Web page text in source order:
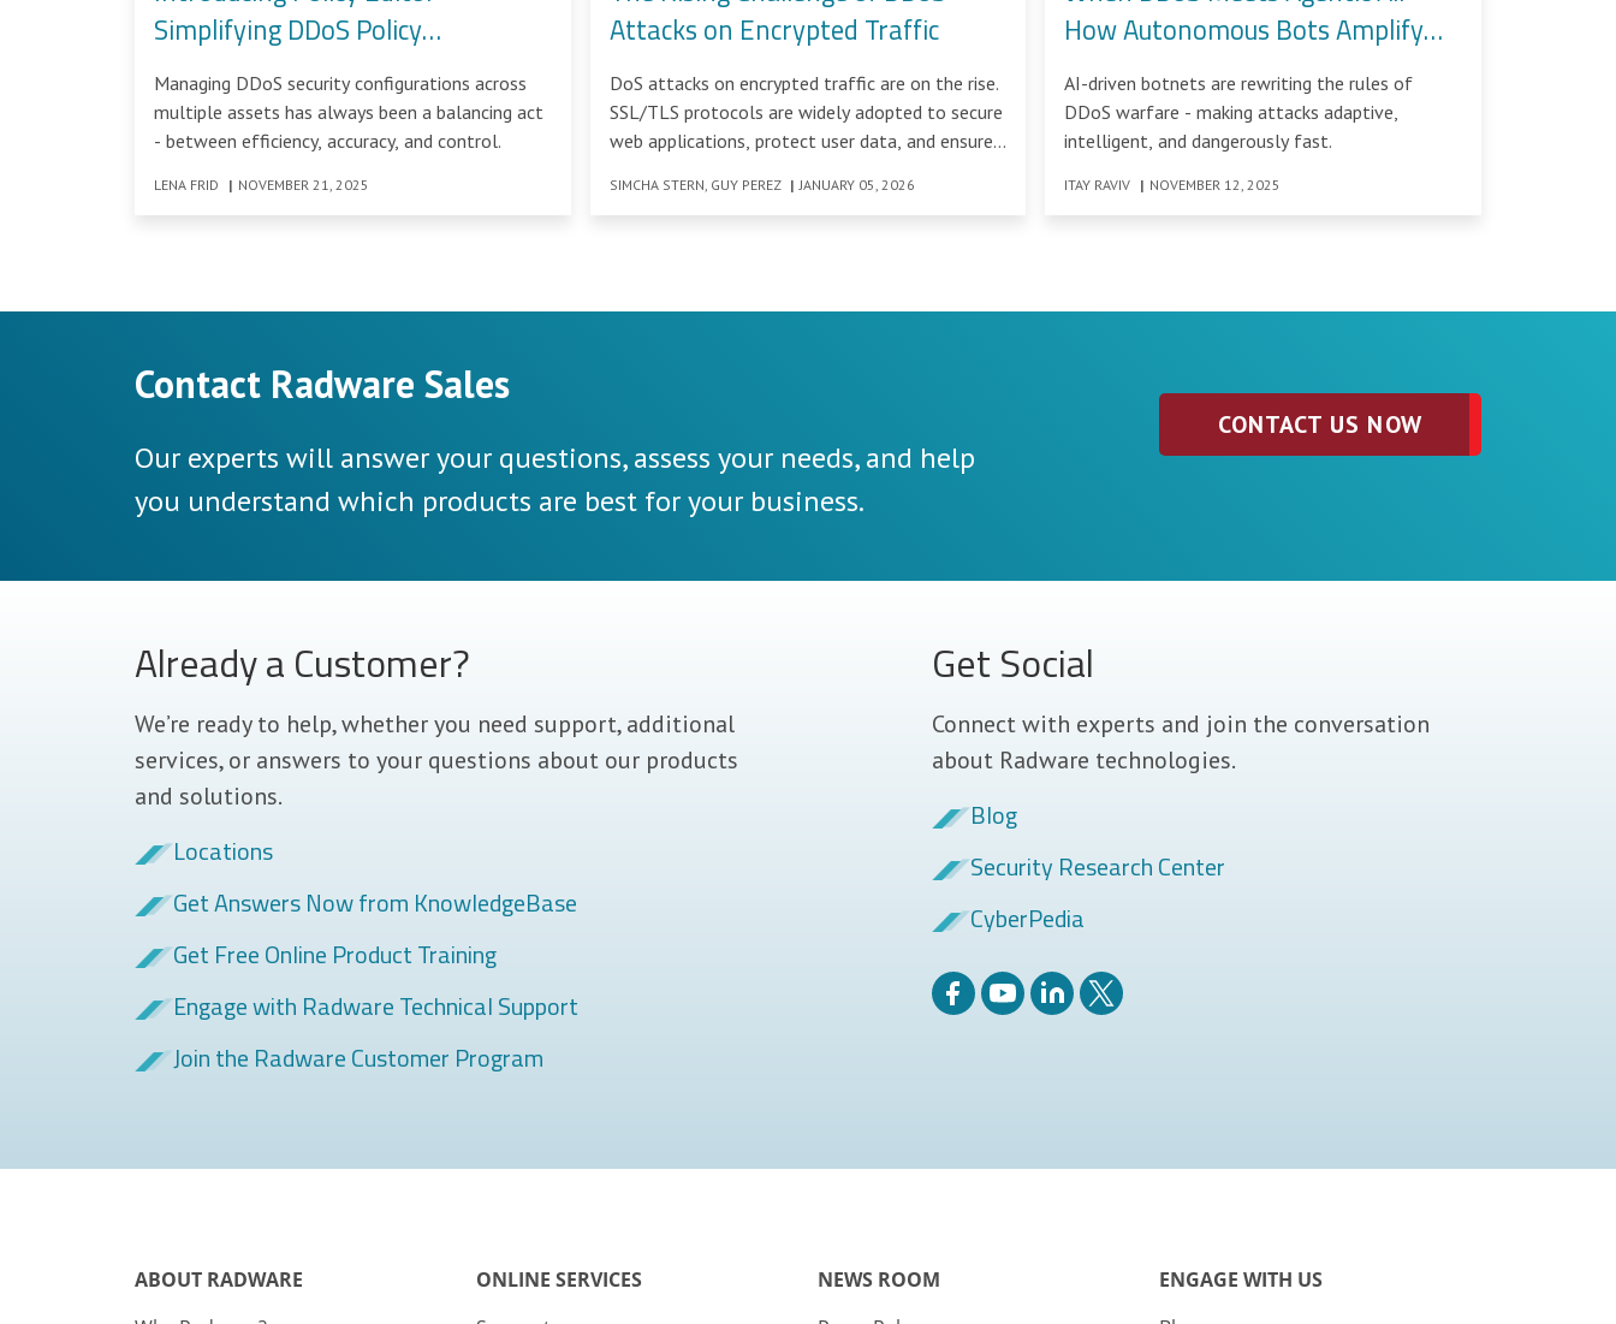
Simplifying DDoS Policy
Management
Managing DDoS security configurations across
multiple assets has always been a balancing act
- between efficiency, accuracy, and control.
LENA FRID | NOVEMBER 21, 2025
Attacks on Encrypted Traffic
DoS attacks on encrypted traffic are on the rise.
SSL/TLS protocols are widely adopted to secure
web applications, protect user data, and ensure
SIMCHA STERN, GUY PEREZ | JANUARY 05, 2026
How Autonomous Bots Amplify
Volumetric Attacks
AI-driven botnets are rewriting the rules of
DDoS warfare - making attacks adaptive,
intelligent, and dangerously fast.
ITAY RAVIV | NOVEMBER 12, 2025
Contact Radware Sales
Our experts will answer your questions, assess your needs, and help
you understand which products are best for your business.
CONTACT US NOW
Already a Customer?
We’re ready to help, whether you need support, additional
services, or answers to your questions about our products
and solutions.
Locations
Get Answers Now from KnowledgeBase
Get Free Online Product Training
Engage with Radware Technical Support
Join the Radware Customer Program
Get Social
Connect with experts and join the conversation
about Radware technologies.
Blog
Security Research Center
CyberPedia
ABOUT RADWARE
ONLINE SERVICES
NEWS ROOM
ENGAGE WITH US